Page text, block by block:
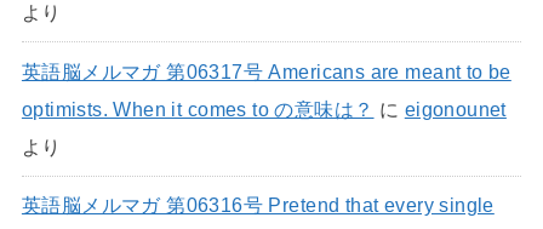
より
英語脳メルマガ 第06317号 Americans are meant to be
optimists. When it comes to の意味は？ に eigonounet
より
英語脳メルマガ 第06316号 Pretend that every single